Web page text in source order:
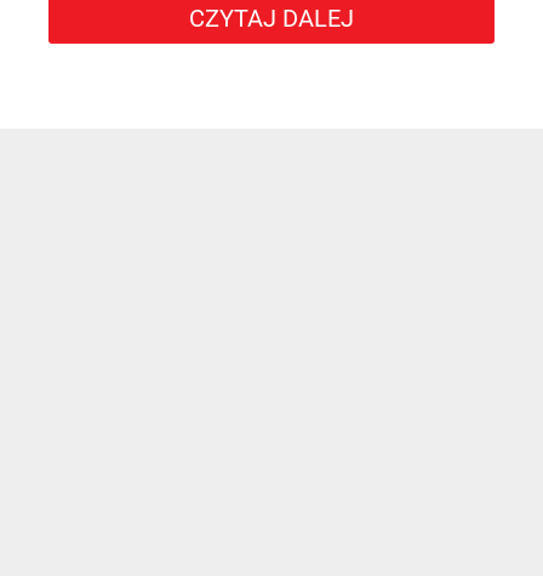
CZYTAJ DALEJ